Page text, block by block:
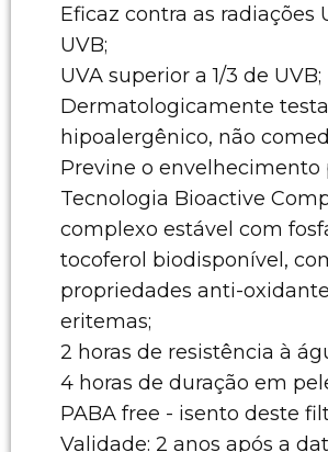
Eficaz contra as radiações
UVB;
UVA superior a 1/3 de UVB;
Dermatologicamente
hipoalergênico, não
Previne o envelhecimento
Tecnologia Bioactive
complexo estável com
tocoferol biodisponível,
propriedades anti-
eritemas;
2 horas de resistência à
4 horas de duração em
PABA free - isento deste
Validade: 2 anos após a